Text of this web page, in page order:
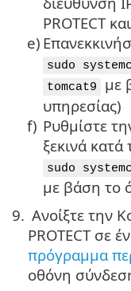
PROTECT
e)
sudo
tomcat9
με
υπηρεσίας)
f) Ρυθμίστε
ξεκινά κατά
sudo
με βάση το
9. Ανοίξτε την
PROTECT σε
πρόγραμμα
οθόνη